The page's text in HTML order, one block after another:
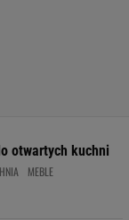
otwartych kuchni
MEBLE